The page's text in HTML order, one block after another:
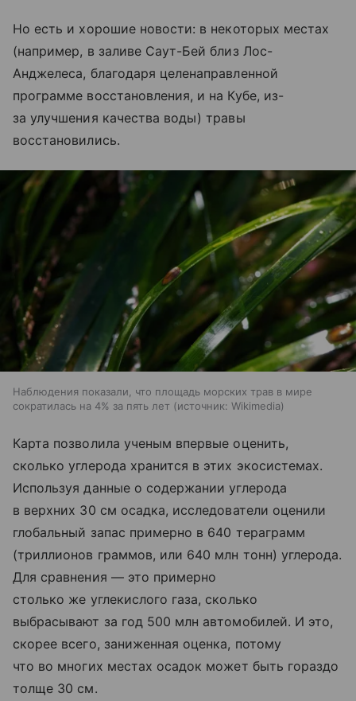
Но есть и хорошие новости: в некоторых местах
(например, в заливе Саут-Бей близ Лос-
Анджелеса, благодаря целенаправленной
программе восстановления, и на Кубе, из-
за улучшения качества воды) травы
восстановились.
Наблюдения показали, что площадь морских трав в мире
сократилась на 4% за пять лет
источник: Wikimedia
Карта позволила ученым впервые оценить,
сколько углерода хранится в этих экосистемах.
Используя данные о содержании углерода
в верхних 30 см осадка, исследователи оценили
глобальный запас примерно в 640 тераграмм
(триллионов граммов, или 640 млн тонн) углерода.
Для сравнения — это примерно
столько же углекислого газа, сколько
выбрасывают за год 500 млн автомобилей. И это,
скорее всего, заниженная оценка, потому
что во многих местах осадок может быть гораздо
толще 30 см.